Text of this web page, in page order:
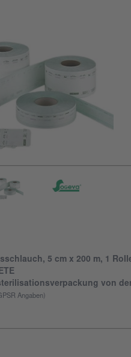
5 cm x 200 m, 1
von
Angaben)